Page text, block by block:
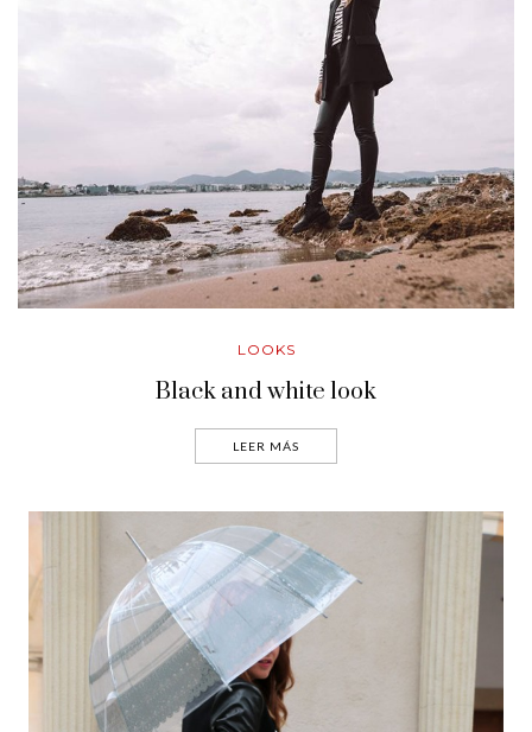
LOOKS
Black and white look
LEER MÁS